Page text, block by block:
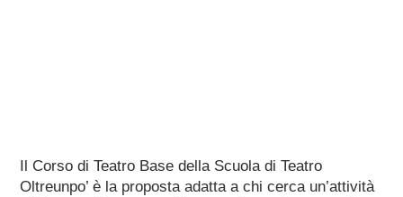
Il Corso di Teatro Base della Scuola di Teatro
Oltreunpo’ è la proposta adatta a chi cerca un’attività